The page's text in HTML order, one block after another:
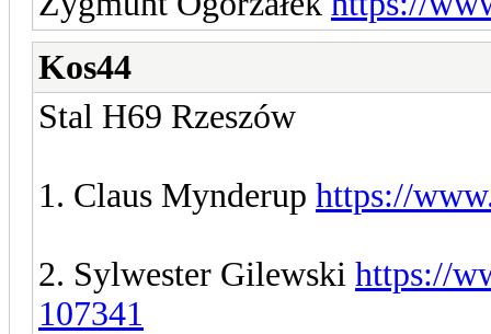
Kos44
Stal H69 Rzeszów
1. Claus Mynderup https://
2. Sylwester Gilewski https://
107341